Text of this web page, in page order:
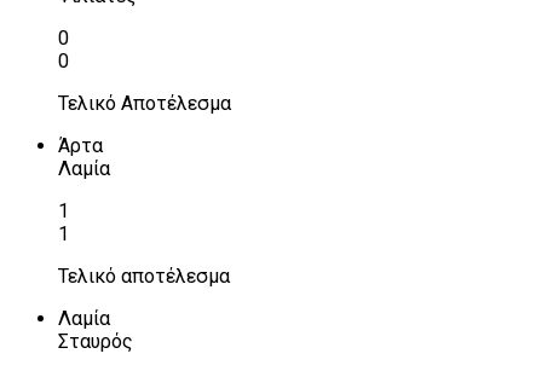
0
0
Τελικό Αποτέλεσμα
Άρτα
Λαμία
1
1
Τελικό αποτέλεσμα
Λαμία
Σταυρός